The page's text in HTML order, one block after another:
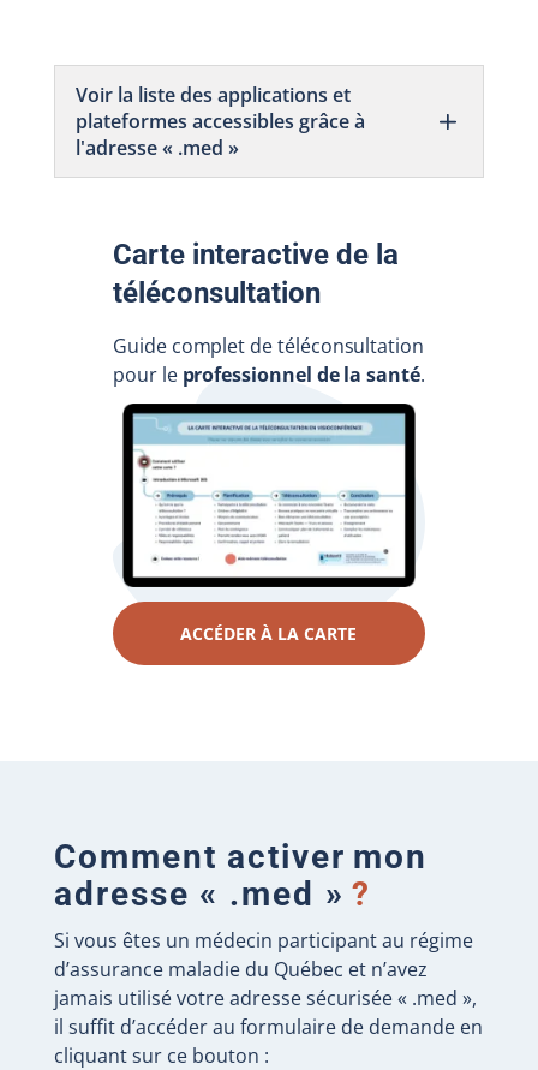
Voir la liste des applications et
plateformes accessibles grâce à
l'adresse « .med »
Carte interactive de la
téléconsultation
Guide complet de téléconsultation
pour le professionnel de la santé.
ACCÉDER À LA CARTE
Comment activer mon
adresse « .med »?
Si vous êtes un médecin participant au régime
d’assurance maladie du Québec et n’avez
jamais utilisé votre adresse sécurisée « .med »,
il suffit d’accéder au formulaire de demande en
cliquant sur ce bouton :